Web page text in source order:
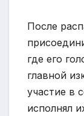
После
где его
главной
участие в
исполнял